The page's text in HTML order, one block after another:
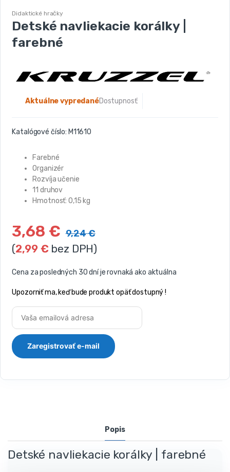
Didaktické hračky
Detské navliekacie korálky |
farebné
Dostupnosť:
Aktuálne vypredané
Katalógové číslo: M11610
Farebné
Organizér
Rozvíja učenie
11 druhov
Hmotnosť: 0,15 kg
3,68 € 9,24€
(2,99 € bez DPH)
Cena za posledných 30 dní je rovnaká ako aktuálna
Upozorniť ma, keď bude produkt opäť dostupný !
Popis
Detské navliekacie korálky | farebné